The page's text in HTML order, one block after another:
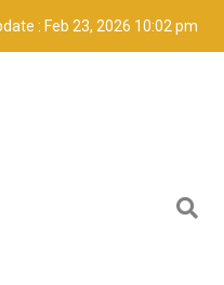
: Feb 23, 2026 10:02 pm